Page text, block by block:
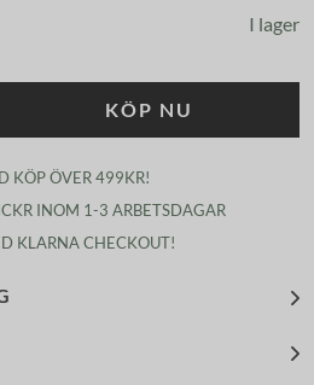
I lager
KÖP NU
KÖP ÖVER 499KR!
INOM 1-3 ARBETSDAGAR
KLARNA CHECKOUT!